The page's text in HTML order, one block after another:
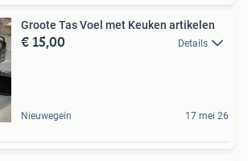
Groote Tas Voel met Keuken artikelen
€ 15,00 Details
Nieuwegein 17 mei 26